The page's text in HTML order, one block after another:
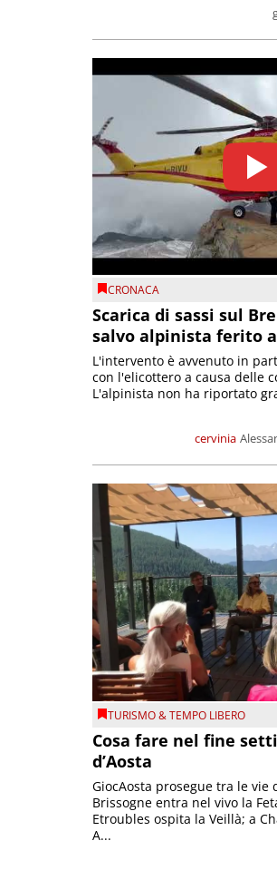
CRONACA
Scarica di sassi sul
salvo alpinista ferito
cervinia
L'intervento è avvenuto in
con l'elicottero a causa delle
L'alpinista non ha riportato
TURISMO & TEMPO LIBERO
Cosa fare nel fine
d’Aosta
GiocAosta prosegue tra le vie
Brissogne entra nel vivo la
Etroubles ospita la Veillà; a
A...